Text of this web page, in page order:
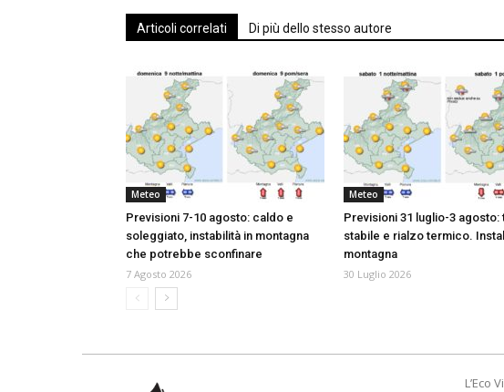
Articoli correlati Di più dello stesso autore
Meteo
Previsioni 7-10 agosto: caldo e
soleggiato, instabilità in montagna
che potrebbe sconfinare
7 Agosto 2026
Meteo
Previsioni 31 luglio-3 agosto:
stabile e rialzo termico.
montagna
30 Luglio 2026
L’Eco